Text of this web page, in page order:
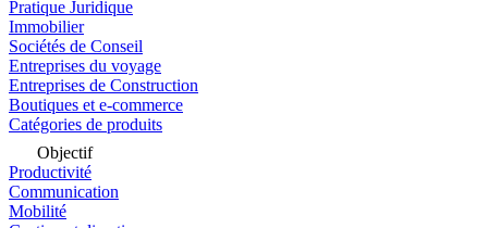
Pratique Juridique
Immobilier
Sociétés de Conseil
Entreprises du voyage
Entreprises de Construction
Boutiques et e-commerce
Catégories de produits
Objectif
Productivité
Communication
Mobilité